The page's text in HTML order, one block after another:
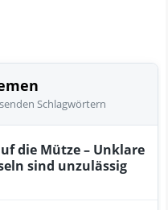
Schlagwörtern
die Mütze – Unklare
sind unzulässig